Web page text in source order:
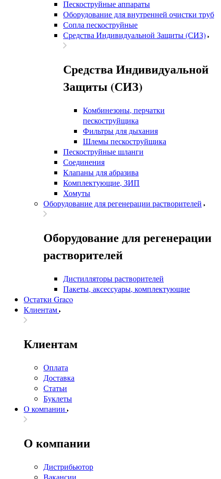
Пескоструйные аппараты
Оборудование для внутренней очистки труб
Сопла пескоструйные
Средства Индивидуальной Защиты (СИЗ)
Средства Индивидуальной
Защиты (СИЗ)
Комбинезоны, перчатки
пескоструйщика
Фильтры для дыхания
Шлемы пескоструйщика
Пескоструйные шланги
Соединения
Клапаны для абразива
Комплектующие, ЗИП
Хомуты
Оборудование для регенерации растворителей
Оборудование для регенерации
растворителей
Дистилляторы растворителей
Пакеты, аксессуары, комплектующие
Остатки Graco
Клиентам
Клиентам
Оплата
Доставка
Статьи
Буклеты
О компании
О компании
Дистрибьютор
Вакансии